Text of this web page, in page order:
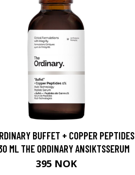
BUFFET + COPPER PEPTIDES
ML THE ORDINARY ANSIKTSSERUM
395 NOK